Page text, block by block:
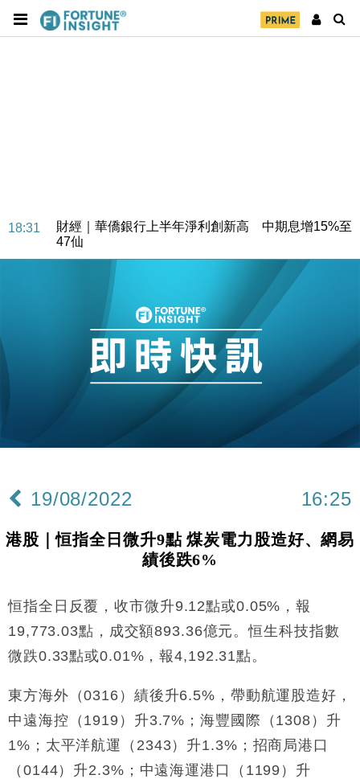
18:31
財經｜華僑銀行上半年淨利創新高 中期息增15%至
47仙
財經｜滙豐上調香港今年GDP預測至4.5% 看好貿易
及消費表現
本地｜假冒內地執法人員要求交「保證金」 43歲女子
損失近6900萬元
財經｜日經失守6.5萬點後回穩 全周仍升近2%
15:47
財經｜恒隆10月換帥 玩具「反」斗城亞洲CEO蔡德
財經｜韓股反覆波動收跌 連挫7周創逾3年最長跌勢
12:44
財經｜日本春季三度入市撐日圓 4月單日斥6.28萬億
11:12
國際｜特朗普料美伊戰事快結束 承認部分彈藥庫存緊
司
18:31
財經｜華僑銀行上半年淨利創新高 中期息增15%至
16:47
損失近6900萬元
16:05
財經｜日經失守6.5萬點後回穩 全周仍升近2%
19/08/2022 16:25
港股｜恒指全日微升9點 煤炭電力股造好、網易
績後跌6%
恒指全日反覆，收市微升9.12點或0.05%，報
19,773.03點，成交額893.36億元。恒生科技指數
微跌0.33點或0.01%，報4,192.31點。
東方海外（0316）績後升6.5%，帶動航運股造好，
中遠海控（1919）升3.7%；海豐國際（1308）升
1%；太平洋航運（2343）升1.3%；招商局港口
（0144）升2.3%；中遠海運港口（1199）升